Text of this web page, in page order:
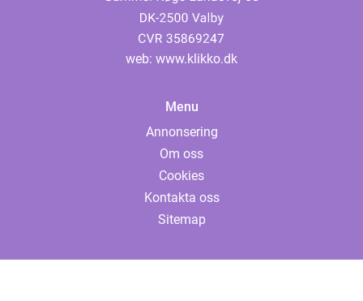
web: www.klikko.dk
Menu
Annonsering
Om oss
Cookies
Kontakta oss
Sitemap